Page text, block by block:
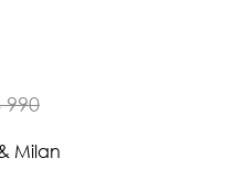
990
Milan